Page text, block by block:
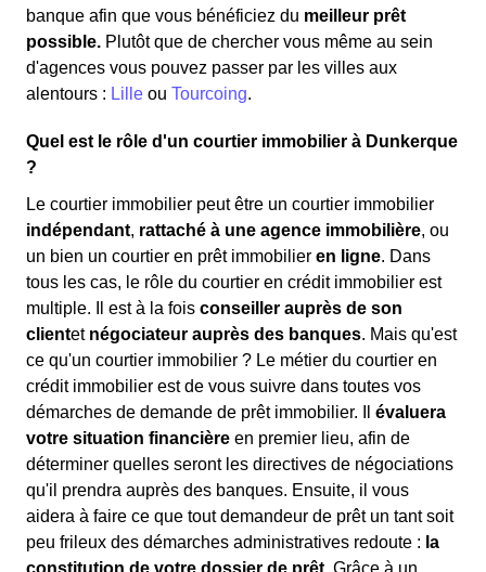
banque afin que vous bénéficiez du meilleur prêt
possible. Plutôt que de chercher vous même au sein
d'agences vous pouvez passer par les villes aux
alentours : Lille ou Tourcoing.
Quel est le rôle d'un courtier immobilier à Dunkerque
?
Le courtier immobilier peut être un courtier immobilier
indépendant, rattaché à une agence immobilière, ou
un bien un courtier en prêt immobilier en ligne. Dans
tous les cas, le rôle du courtier en crédit immobilier est
multiple. Il est à la fois conseiller auprès de son
clientet négociateur auprès des banques. Mais qu'est
ce qu'un courtier immobilier ? Le métier du courtier en
crédit immobilier est de vous suivre dans toutes vos
démarches de demande de prêt immobilier. Il évaluera
votre situation financière en premier lieu, afin de
déterminer quelles seront les directives de négociations
qu'il prendra auprès des banques. Ensuite, il vous
aidera à faire ce que tout demandeur de prêt un tant soit
peu frileux des démarches administratives redoute : la
constitution de votre dossier de prêt. Grâce à un